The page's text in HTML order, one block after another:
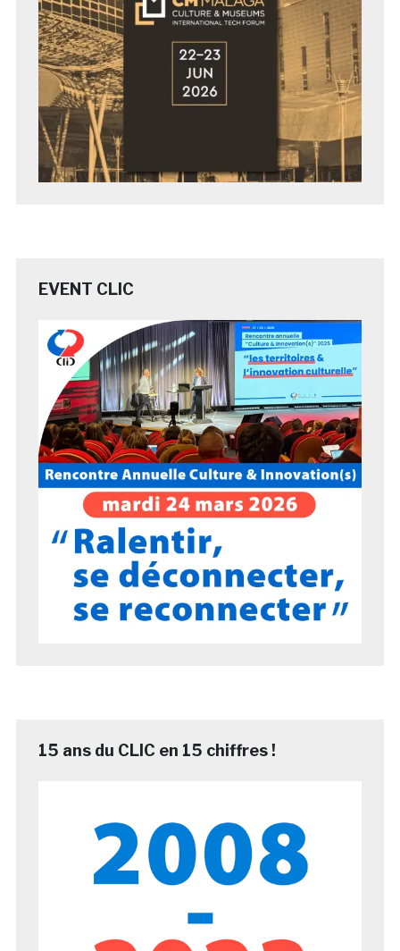
EVENT CLIC
15 ans du CLIC en 15 chiffres !